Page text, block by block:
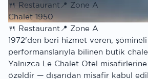
🍴 Restaurant 📍 Zone A
Chalet 1950
🍴 Restaurant📍 Zone A
1972'den beri hizmet veren, şömineli
performanslarıyla bilinen butik
Yalnızca Le Chalet Otel misafirlerine
özeldir — dışarıdan misafir kabul